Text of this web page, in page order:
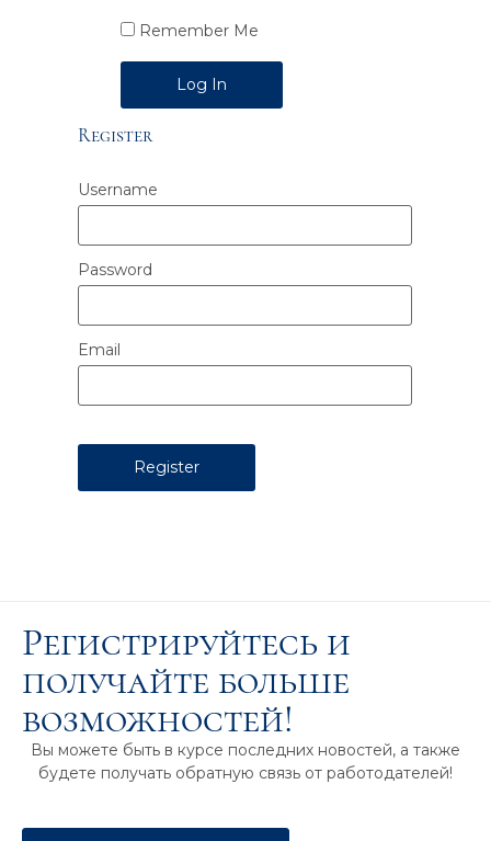
Remember Me
Alternative:
Register
Username
Password
Email
Регистрируйтесь и
получайте больше
возможностей!
Вы можете быть в курсе последних новостей, а также
будете получать обратную связь от работодателей!